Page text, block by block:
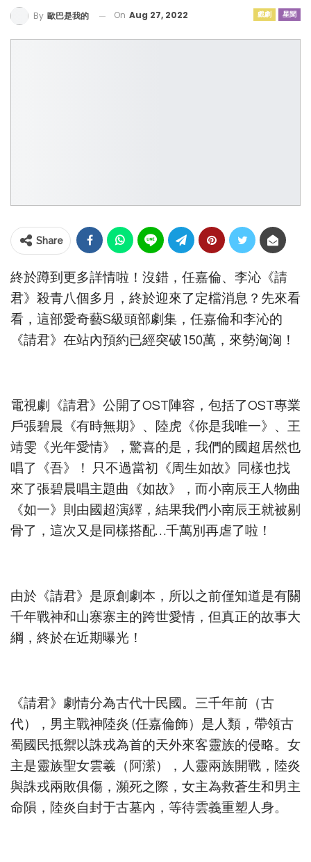
戲劇 星聞
By 歐巴是我的 On Aug 27, 2022
Share
終於蹲到更多詳情啦！沒錯，任嘉倫、李沁《請
君》殺青八個多月，終於迎來了定檔消息？先來看
看，這部愛奇藝S級頭部劇集，任嘉倫和李沁的
《請君》在站內預約已經突破150萬，來勢洶洶！
電視劇《請君》公開了OST陣容，包括了OST專業
戶張碧晨《有時無期》、陸虎《你是我唯一》、王
靖雯《光年愛情》，驚喜的是，我們的國超居然也
唱了《吾》！ 只不過當初《周生如故》同樣也找
來了張碧晨唱主題曲《如故》，而小南辰王人物曲
《如一》則由國超演繹，結果我們小南辰王就被剔
骨了，這次又是同樣搭配…千萬別再虐了啦！
由於《請君》是原創劇本，所以之前僅知道是有關
千年戰神和山寨寨主的跨世愛情，但真正的故事大
綱，終於在近期曝光！
《請君》劇情分為古代十民國。三千年前（古
代），男主戰神陸炎 (任嘉倫飾）是人類，帶領古
蜀國民抵禦以誅戎為首的天外來客靈族的侵略。女
主是靈族聖女雲羲（阿潆），人靈兩族開戰，陸炎
與誅戎兩敗俱傷，瀕死之際，女主為救蒼生和男主
命隕，陸炎自封于古墓內，等待雲義重塑人身。